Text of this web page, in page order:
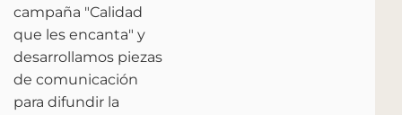
campaña "Calidad
que les encanta" y
desarrollamos piezas
de comunicación
para difundir la